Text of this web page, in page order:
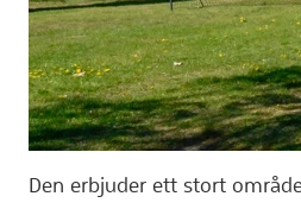
Den erbjuder ett stort